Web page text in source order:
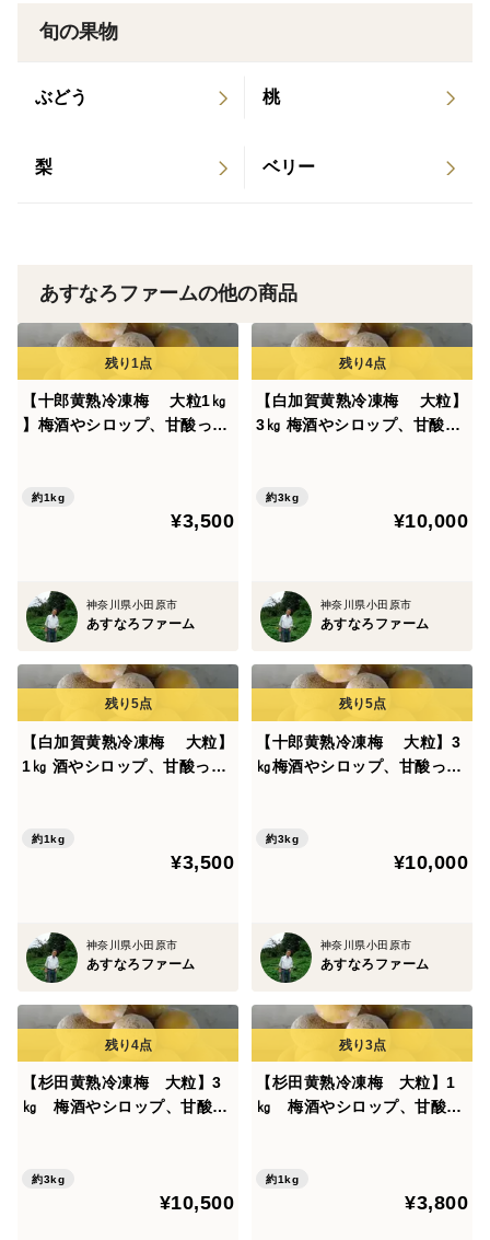
ます。微生物の力により地中にあるミネラルを吸収しや
ます。
植物は、微生物が出す分泌物の好みを知り、その微生物
園内は、ミミズ、カブトムシ、微生物が地中に多く住み
り起こしています。今年も数回後ずれ、８０キロのイノ
シシを罠で仕留めました。
「お客様の来訪大歓迎」
お客様方には園内の見学をしていただき、栽培方法と微
生物の話を生産者から聞き、完熟した杉田梅を生で食す
お近くに来たときは是非お立ち寄りください。
「農薬を使わない梅の肌の宿命」
味には影響を及ぼしませんが、梅の表面の斑点や傷等が
おおくみられます。
この程度は年によって変わります。
<梅の表面の斑点や傷>
温多湿になると斑点が多くなります。
斑点は、カビが原因のものが多く、高温多湿になるとそ
の発生のスビートが上がります。
この斑点や他の病気を防ぐために年間３～6回の消毒や
除草を一般農家はしているそうです。
<斑点や傷を防ぐ対策>
旬の果物
ぶどう 桃
梨 ベリー
あすなろファームの他の商品
【十郎黄熟冷凍梅 大粒1㎏
】梅酒やシロップ、甘酸っぱ
米ぬか、草木灰で栽培、２度
の洗浄済み、すぐ使えます】
約1kg
¥3,500
神奈川県小田原市
あすなろファーム
【白加賀黄熟冷凍梅 大粒】
3㎏ 梅酒やシロップ、甘酸っ
灰、米ぬか、草木灰で栽培、
２度の洗浄済み、すぐ使えま
約3kg
¥10,000
神奈川県小田原市
あすなろファーム
【白加賀黄熟冷凍梅 大粒】
1㎏ 酒やシロップ、甘酸っぱ
米ぬか、草木灰で栽培、２度
の洗浄済み、すぐ使えます】
約1kg
¥3,500
神奈川県小田原市
あすなろファーム
【十郎黄熟冷凍梅 大粒】3
㎏梅酒やシロップ、甘酸っぱ
米ぬか、草木灰で栽培、２度
の洗浄済み、すぐ使えます】
約3kg
¥10,000
神奈川県小田原市
あすなろファーム
【杉田黄熟冷凍梅 大粒】3
㎏ 梅酒やシロップ、甘酸っ
灰、米ぬか、草木灰で栽培、
２度の洗浄済み、すぐ使えま
約3kg
¥10,500
【杉田黄熟冷凍梅 大粒】1
㎏ 梅酒やシロップ、甘酸っ
灰、米ぬか、草木灰で栽培、
２度の洗浄済み、すぐ使えま
約1kg
¥3,800